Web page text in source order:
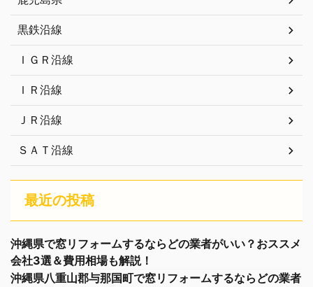
黒鉄沿線
ＩＧＲ沿線
ＩＲ沿線
ＪＲ沿線
ＳＡＴ沿線
最近の投稿
沖縄県で窓リフォームするならどの業者がいい？おススメ
会社3選＆費用相場も解説！
沖縄県八重山郡与那国町で窓リフォームするならどの業者